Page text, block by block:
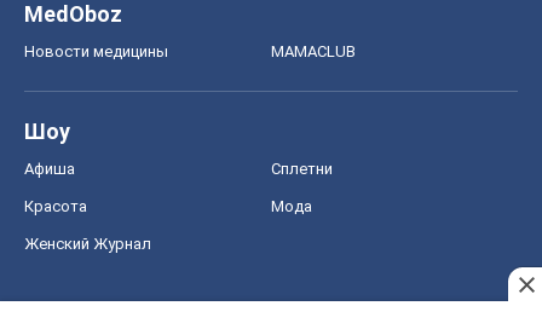
MedOboz
Новости медицины MAMACLUB
Шоу
Афиша Сплетни
Красота Мода
Женский Журнал